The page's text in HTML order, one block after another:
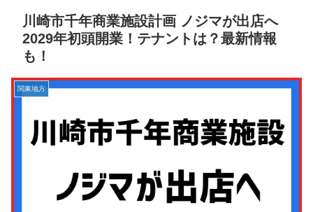
川崎市千年商業施設計画 ノジマが出店へ
2029年初頭開業！テナントは？最新情報
も！
関東地方